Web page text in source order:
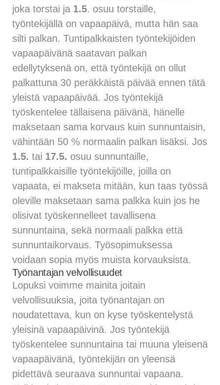
joka torstai ja 1.5. osuu torstaille,
työntekijällä on vapaapäivä, mutta hän saa
silti palkan. Tuntipalkkaisten työntekijöiden
vapaapäivänä saatavan palkan
edellytyksenä on, että työntekijä on ollut
palkattuna 30 peräkkäistä päivää ennen tätä
yleistä vapaapäivää. Jos työntekijä
työskentelee tällaisena päivänä, hänelle
maksetaan sama korvaus kuin sunnuntaisin,
vähintään 50 % normaalin palkan lisäksi. Jos
1.5. tai 17.5. osuu sunnuntaille,
tuntipalkkaisille työntekijöille, joilla on
vapaata, ei makseta mitään, kun taas työssä
oleville maksetaan sama palkka kuin jos he
olisivat työskennelleet tavallisena
sunnuntaina, sekä normaali palkka että
sunnuntaikorvaus. Työsopimuksessa
voidaan sopia myös muista korvauksista.
Työnantajan velvollisuudet
Lopuksi voimme mainita joitain
velvollisuuksia, joita työnantajan on
noudatettava, kun on kyse työskentelystä
yleisinä vapaapäivinä. Jos työntekijä
työskentelee sunnuntaina tai muuna yleisenä
vapaapäivänä, työntekijän on yleensä
pidettävä seuraava sunnuntai vapaana.